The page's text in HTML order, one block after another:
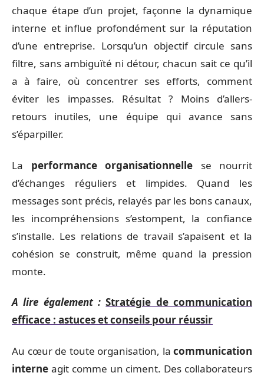
chaque étape d’un projet, façonne la dynamique
interne et influe profondément sur la réputation
d’une entreprise. Lorsqu’un objectif circule sans
filtre, sans ambiguïté ni détour, chacun sait ce qu’il
a à faire, où concentrer ses efforts, comment
éviter les impasses. Résultat ? Moins d’allers-
retours inutiles, une équipe qui avance sans
s’éparpiller.
La performance organisationnelle se nourrit
d’échanges réguliers et limpides. Quand les
messages sont précis, relayés par les bons canaux,
les incompréhensions s’estompent, la confiance
s’installe. Les relations de travail s’apaisent et la
cohésion se construit, même quand la pression
monte.
A lire également : Stratégie de communication
efficace : astuces et conseils pour réussir
Au cœur de toute organisation, la communication
interne agit comme un ciment. Des collaborateurs